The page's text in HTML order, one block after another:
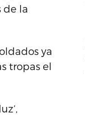
de la
ya
tropas el